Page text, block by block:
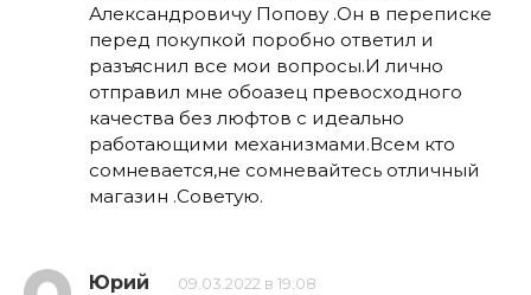
Александровичу Попову .Он в переписке
перед покупкой поробно ответил и
разъяснил все мои вопросы.И лично
отправил мне обоазец превосходного
качества без люфтов с идеально
работающими механизмами.Всем кто
сомневается,не сомневайтесь отличный
магазин .Советую.
Юрий 09.03.2022 в 19:08